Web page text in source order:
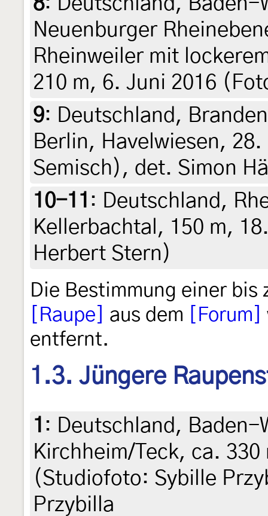
Neuenburger
Rheinweiler mit
210 m, 6. Juni 2016
9: Deutschland,
Berlin, Havelwiesen,
Semisch), det. Simon
10-11 : Deutschland,
Kellerbachtal, 150 m,
Herbert Stern)
Die Bestimmung einer bis
[Raupe]
aus dem [Forum]
entfernt.
1.3. Jüngere
1 : Deutschland, Baden-
Kirchheim/Teck, ca.
(Studiofoto: Sybille
Przybilla